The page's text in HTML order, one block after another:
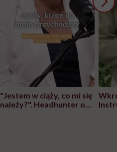
"Jestem w ciąży, co mi się
należy?". Headhunter o